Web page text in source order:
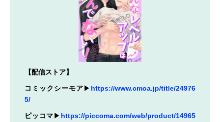
【配信ストア】
コミックシーモア▶︎ https://www.cmoa.jp/title/24976
5/
ピッコマ▶︎ https://piccoma.com/web/product/14965